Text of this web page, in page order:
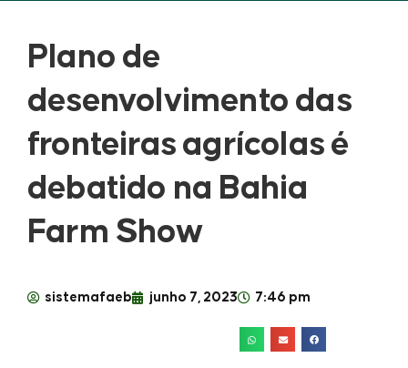
Plano de
desenvolvimento das
fronteiras agrícolas é
debatido na Bahia
Farm Show
sistemafaeb junho 7, 2023 7:46 pm